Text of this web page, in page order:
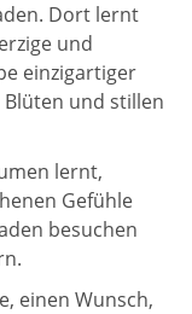
Dort lernt
und
einzigartiger
und stillen
lernt,
Gefühle
besuchen
einen Wunsch,